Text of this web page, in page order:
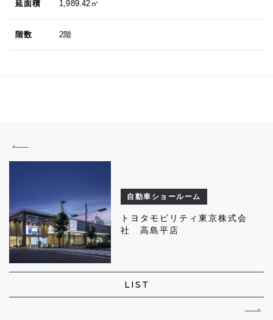
延面積 1,989.42㎡
階数 2階
自動車ショールーム
トヨタモビリティ東京株式会
社 高島平店
LIST